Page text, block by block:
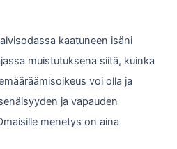
kaatuneen isäni
muistutuksena siitä, kuinka
voi olla ja
ja vapauden
menetys on aina